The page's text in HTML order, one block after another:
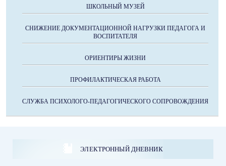
ШКОЛЬНЫЙ МУЗЕЙ
СНИЖЕНИЕ ДОКУМЕНТАЦИОННОЙ НАГРУЗКИ ПЕДАГОГА И
ВОСПИТАТЕЛЯ
ОРИЕНТИРЫ ЖИЗНИ
ПРОФИЛАКТИЧЕСКАЯ РАБОТА
СЛУЖБА ПСИХОЛОГО-ПЕДАГОГИЧЕСКОГО СОПРОВОЖДЕНИЯ
ЭЛЕКТРОННЫЙ ДНЕВНИК